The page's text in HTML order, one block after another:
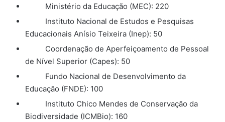
Ministério da Educação (MEC): 220
Instituto Nacional de Estudos e Pesquisas
Educacionais Anísio Teixeira (Inep): 50
Coordenação de Aperfeiçoamento de Pessoal
de Nível Superior (Capes): 50
Fundo Nacional de Desenvolvimento da
Educação (FNDE): 100
Instituto Chico Mendes de Conservação da
Biodiversidade (ICMBio): 160